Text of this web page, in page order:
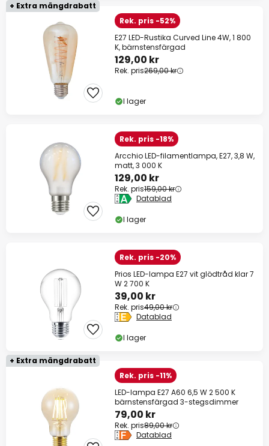
+ Extra mängdrabatt
Rek. pris -52%
E27 LED-Rustika Curved Line 4W, 1 800
K, bärnstensfärgad
129,00 kr
Rek. pris269,00 kr
I lager
Rek. pris -18%
Arcchio LED-filamentlampa, E27, 3,8 W,
matt, 3 000 K
129,00 kr
Rek. pris159,00 kr
Datablad
I lager
Rek. pris -20%
Prios LED-lampa E27 vit glödtråd klar 7
W 2 700 K
39,00 kr
Rek. pris49,00 kr
Datablad
I lager
+ Extra mängdrabatt
Rek. pris -11%
LED-lampa E27 A60 6,5 W 2 500 K
bärnstensfärgad 3-stegsdimmer
79,00 kr
Rek. pris89,00 kr
Datablad